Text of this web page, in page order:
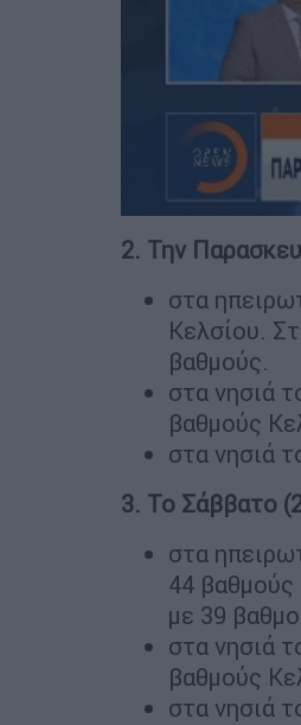
2. Την
στα
Κελσίου.
βαθμούς.
στα νησιά
βαθμούς
στα νησιά
3. Το Σάββατο
στα
44 βαθμούς
με 39
στα νησιά
βαθμούς
στα νησιά